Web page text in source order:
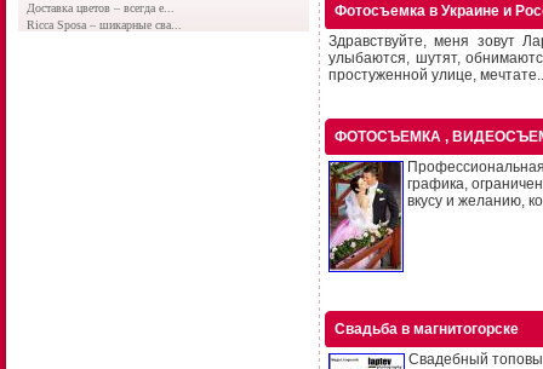
Доставка цветов – всегда е...
Ricca Sposa – шикарные сва...
Фотосъемка в Украине и
Здравствуйте, меня зовут
улыбаются, шутят,
простуженной улице,
ФОТОСЪЕМКА ,
графика,
вкусу и желанию,
Свадьба в магнитогорске
Свадебный